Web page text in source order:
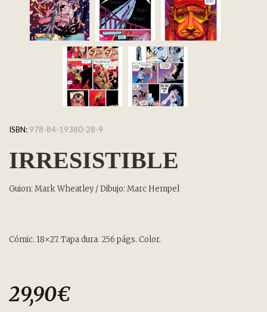
ISBN: 978-84-19380-28-9
IRRESISTIBLE
Guion: Mark Wheatley / Dibujo: Marc Hempel
Cómic. 18×27. Tapa dura. 256 págs. Color.
29,90€